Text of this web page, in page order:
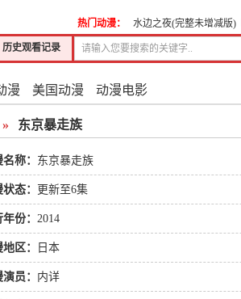
历史观看记录
热门动漫： 水边之夜(完整未增减版)
漫 美国动漫 动漫电影
» 东京暴走族
称： 东京暴走族
态： 更新至6集
份： 2014
区： 日本
员： 内详